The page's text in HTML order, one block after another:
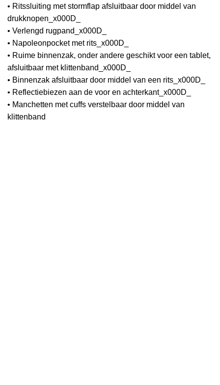
• Ritssluiting met stormflap afsluitbaar door middel van
drukknopen_x000D_
• Verlengd rugpand_x000D_
• Napoleonpocket met rits_x000D_
• Ruime binnenzak, onder andere geschikt voor een tablet,
afsluitbaar met klittenband_x000D_
• Binnenzak afsluitbaar door middel van een rits_x000D_
• Reflectiebiezen aan de voor en achterkant_x000D_
• Manchetten met cuffs verstelbaar door middel van
klittenband